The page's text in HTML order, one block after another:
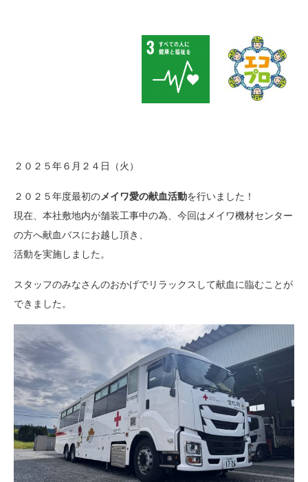
２０２５年６月２４日（火）
２０２５年度最初のメイワ愛の献血活動を行いました！
現在、本社敷地内が舗装工事中の為、今回はメイワ機材センター
の方へ献血バスにお越し頂き、
活動を実施しました。
スタッフのみなさんのおかげでリラックスして献血に臨むことが
できました。